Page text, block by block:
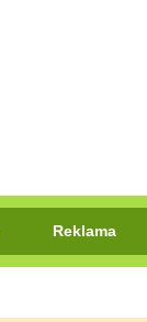
Reklama